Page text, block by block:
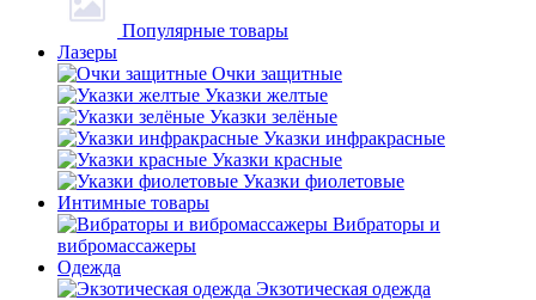
Популярные товары
Лазеры
Очки защитные
Указки желтые
Указки зелёные
Указки инфракрасные
Указки красные
Указки фиолетовые
Интимные товары
Вибраторы и
вибромассажеры
Одежда
Экзотическая одежда